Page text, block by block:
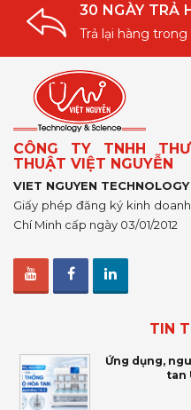
30 NGÀY TRẢ
Trả lại hàng
CÔNG TY TNHH
THUẬT VIỆT NGUYỄN
VIET NGUYEN
Giấy phép đăng ký kinh doanh
Chí Minh cấp ngày 03/01/2012
TIN
Ứng dụng,
tan